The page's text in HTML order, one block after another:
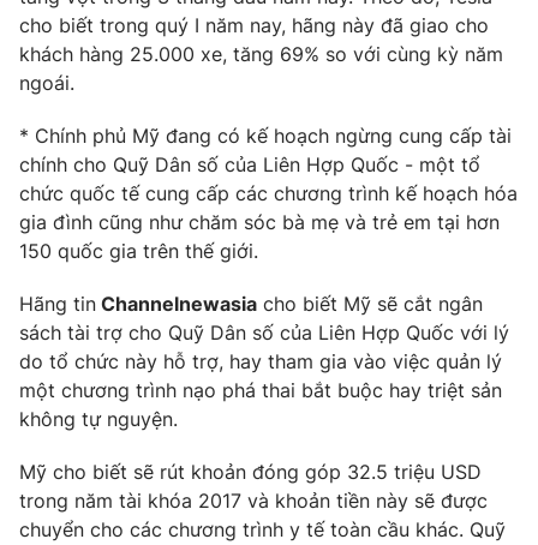
Thị trường
Tư vấn
Lịch phát sóng
Chuyên mục khác
Emagazine Podcast
Photo Infographic
VTV Money VTV Thể thao
VTV Sức khoẻ
Thị trường 24h Tấm lòng Việt
cho biết trong quý I năm nay, hãng này đã giao cho
khách hàng 25.000 xe, tăng 69% so với cùng kỳ năm
ngoái.
* Chính phủ Mỹ đang có kế hoạch ngừng cung cấp tài
chính cho Quỹ Dân số của Liên Hợp Quốc - một tổ
chức quốc tế cung cấp các chương trình kế hoạch hóa
gia đình cũng như chăm sóc bà mẹ và trẻ em tại hơn
150 quốc gia trên thế giới.
Hãng tin Channelnewasia cho biết Mỹ sẽ cắt ngân
sách tài trợ cho Quỹ Dân số của Liên Hợp Quốc với lý
do tổ chức này hỗ trợ, hay tham gia vào việc quản lý
một chương trình nạo phá thai bắt buộc hay triệt sản
không tự nguyện.
Mỹ cho biết sẽ rút khoản đóng góp 32.5 triệu USD
trong năm tài khóa 2017 và khoản tiền này sẽ được
chuyển cho các chương trình y tế toàn cầu khác. Quỹ